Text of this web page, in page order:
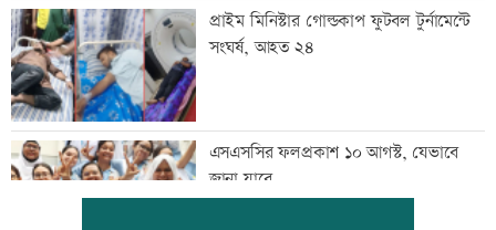
প্রাইম মিনিস্টার গোল্ডকাপ ফুটবল টুর্নামেন্টে
সংঘর্ষ, আহত ২৪
এসএসসির ফলপ্রকাশ ১০ আগস্ট, যেভাবে
জানা যাবে